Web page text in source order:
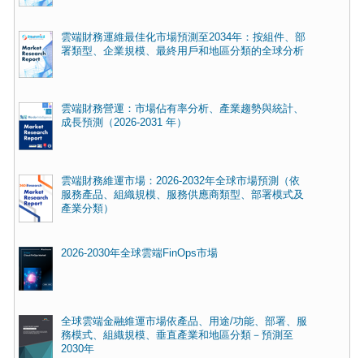
雲端財務運維最佳化市場預測至2034年：按組件、部
署類型、企業規模、最終用戶和地區分類的全球分析
雲端財務營運：市場佔有率分析、產業趨勢與統計、
成長預測（2026-2031 年）
雲端財務維運市場：2026-2032年全球市場預測（依
服務產品、組織規模、服務供應商類型、部署模式及
產業分類）
2026-2030年全球雲端FinOps市場
全球雲端金融維運市場依產品、用途/功能、部署、服
務模式、組織規模、垂直產業和地區分類－預測至
2030年